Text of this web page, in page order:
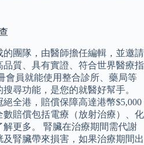
團隊，由醫師擔任編輯，並邀請
質、具有實證、符合世界醫療指
會員就能使用整合診所、藥局等
尋功能，是您的就醫好幫手。
全港，賠償保障高達港幣$5,000
賠償包括電療（放射治療）、化
更多。 腎臟在治療期間需代謝
腎臟帶來損害，如果治療期間出